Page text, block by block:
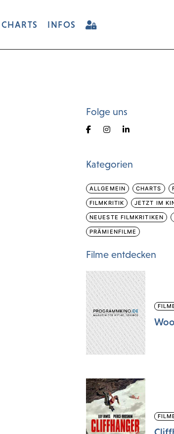
CHARTS INFOS
Folge uns
Kategorien
ALLGEMEIN CHARTS
FILMKRITIK JETZT IM
NEUESTE FILMKRITIKEN
PRÄMIENFILME
Filme entdecken